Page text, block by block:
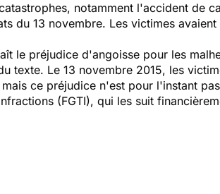
notamment l'accident de
du 13 novembre. Les victimes
le préjudice d'angoisse pour les
texte. Le 13 novembre 2015, les
mais ce préjudice n'est pour l'instant
(FGTI), qui les suit